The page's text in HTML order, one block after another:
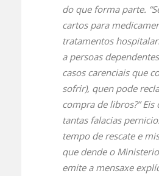
do que forma parte.
cartos para
tratamentos
a persoas
casos carenciais que
sofrir), quen pode
compra de libros?” Eis
tantas falacias
tempo de rescate e
que dende o
emite a mensaxe